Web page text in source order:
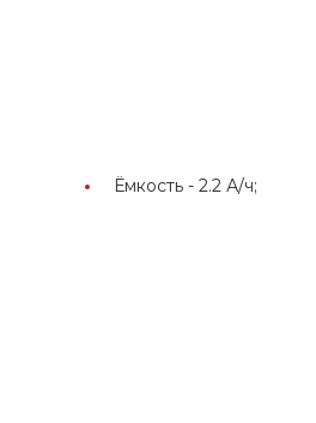
Ёмкость -2.2 А/ч;